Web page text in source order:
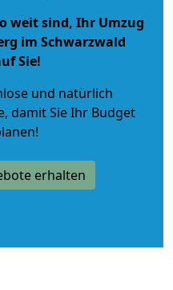
weit sind, Ihr Umzug
im Schwarzwald
Sie!
und natürlich
, damit Sie Ihr Budget
erhalten